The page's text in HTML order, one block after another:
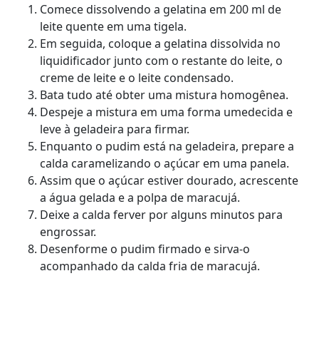
Comece dissolvendo a gelatina em 200 ml de
leite quente em uma tigela.
Em seguida, coloque a gelatina dissolvida no
liquidificador junto com o restante do leite, o
creme de leite e o leite condensado.
Bata tudo até obter uma mistura homogênea.
Despeje a mistura em uma forma umedecida e
leve à geladeira para firmar.
Enquanto o pudim está na geladeira, prepare a
calda caramelizando o açúcar em uma panela.
Assim que o açúcar estiver dourado, acrescente
a água gelada e a polpa de maracujá.
Deixe a calda ferver por alguns minutos para
engrossar.
Desenforme o pudim firmado e sirva-o
acompanhado da calda fria de maracujá.